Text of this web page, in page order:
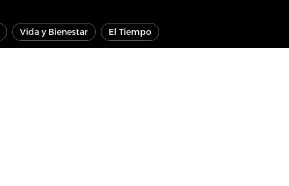
Vida y Bienestar El Tiempo